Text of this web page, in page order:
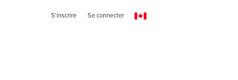
S'inscrire Se connecter